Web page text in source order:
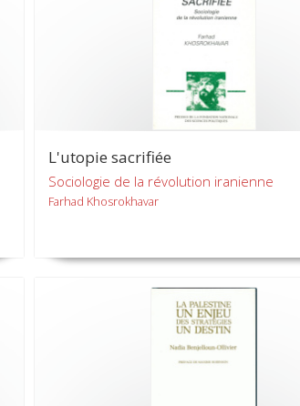
L'utopie sacrifiée
Sociologie de la révolution iranienne
Farhad Khosrokhavar